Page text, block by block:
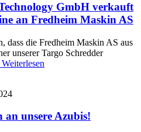
GmbH verkauft
an Fredheim Maskin AS
dass die Fredheim Maskin AS aus
unserer Targo Schredder
Weiterlesen
an unsere Azubis!